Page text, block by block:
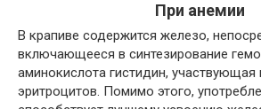
При анемии
В крапиве содержится железо,
включающееся в синтезирование
аминокислота гистидин, участвующая
эритроцитов. Помимо этого,